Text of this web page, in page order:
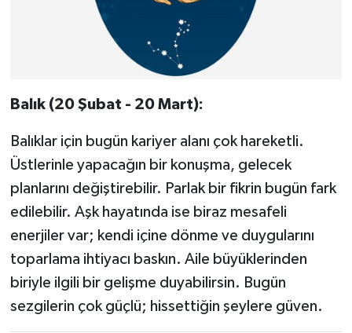
Balık (20 Şubat - 20 Mart):
Balıklar için bugün kariyer alanı çok hareketli.
Üstlerinle yapacağın bir konuşma, gelecek
planlarını değiştirebilir. Parlak bir fikrin bugün fark
edilebilir. Aşk hayatında ise biraz mesafeli
enerjiler var; kendi içine dönme ve duygularını
toparlama ihtiyacı baskın. Aile büyüklerinden
biriyle ilgili bir gelişme duyabilirsin. Bugün
sezgilerin çok güçlü; hissettiğin şeylere güven.